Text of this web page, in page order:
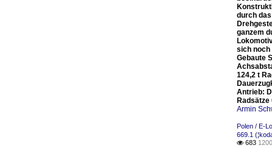
durch
ganzem
sich noch
Gebaute
124,2 t
Antrieb:
Armin
Polen / E-
669.1
 683